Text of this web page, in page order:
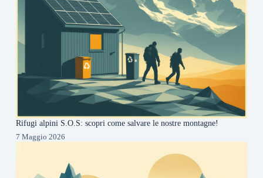
Rifugi alpini S.O.S: scopri come salvare le nostre montagne!
7 Maggio 2026